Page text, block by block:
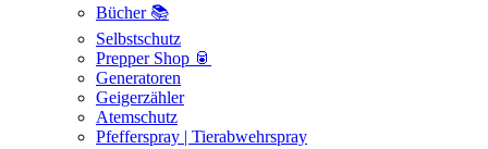
Bücher 📚
Selbstschutz
Prepper Shop 🥫
Generatoren
Geigerzähler
Atemschutz
Pfefferspray | Tierabwehrspray